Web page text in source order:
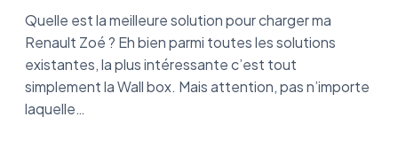
Quelle est la meilleure solution pour charger ma
Renault Zoé ? Eh bien parmi toutes les solutions
existantes, la plus intéressante c’est tout
simplement la Wall box. Mais attention, pas n’importe
laquelle…